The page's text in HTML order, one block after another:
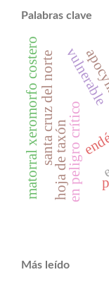
Palabras clave
en peligro crítico
vulnerable
hoja de taxón
matorral xeromorfo costerosanta cruz del norte
Más leído